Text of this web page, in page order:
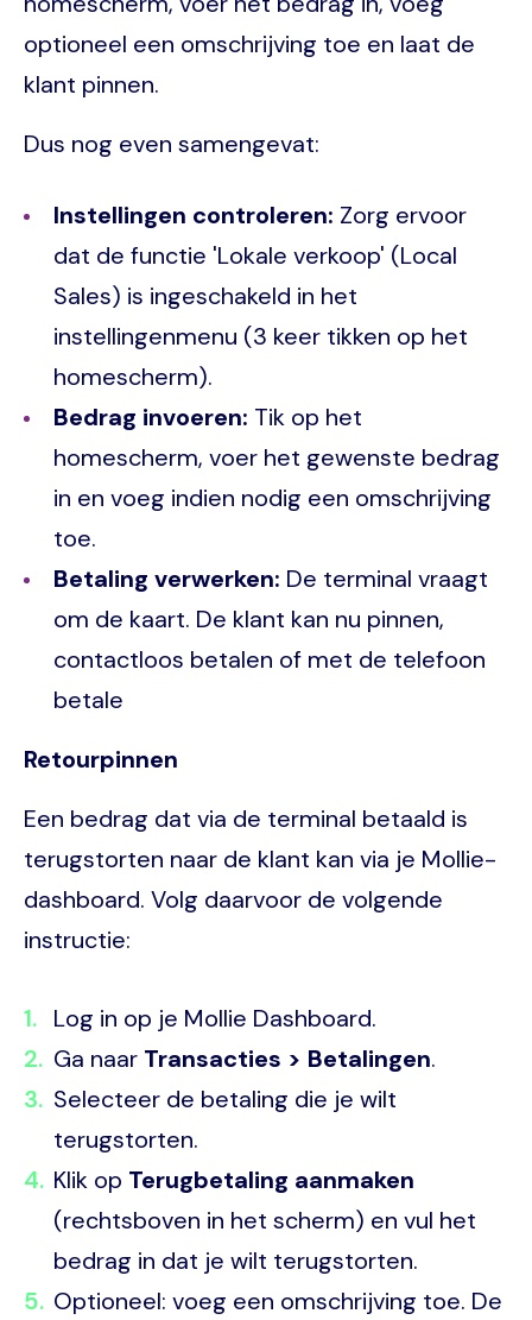
optioneel een omschrijving toe en laat de
klant pinnen.
Dus nog even samengevat:
Instellingen controleren: Zorg ervoor
dat de functie 'Lokale verkoop' (Local
Sales) is ingeschakeld in het
instellingenmenu (3 keer tikken op het
homescherm).
Bedrag invoeren: Tik op het
homescherm, voer het gewenste bedrag
in en voeg indien nodig een omschrijving
toe.
Betaling verwerken: De terminal vraagt
om de kaart. De klant kan nu pinnen,
contactloos betalen of met de telefoon
betale
Retourpinnen
Een bedrag dat via de terminal betaald is
terugstorten naar de klant kan via je Mollie-
dashboard. Volg daarvoor de volgende
instructie:
Log in op je Mollie Dashboard.
Ga naar Transacties > Betalingen.
Selecteer de betaling die je wilt
terugstorten.
Klik op Terugbetaling aanmaken
(rechtsboven in het scherm) en vul het
bedrag in dat je wilt terugstorten.
Optioneel: voeg een omschrijving toe. De